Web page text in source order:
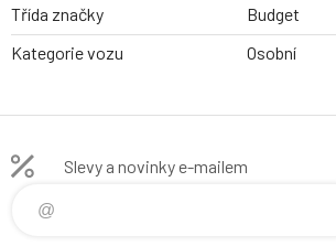
Třída značky
Budget
Kategorie vozu
Osobní
Slevy a novinky e-mailem